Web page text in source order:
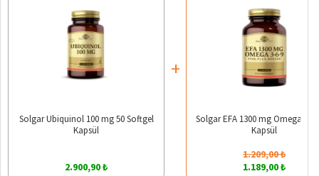
Solgar Ubiquinol 100 mg 50 Softgel
Kapsül
2.900,90 ₺
+
Solgar EFA 1300 mg Omega 3-
Kapsül
1.209,00 ₺
1.189,00 ₺